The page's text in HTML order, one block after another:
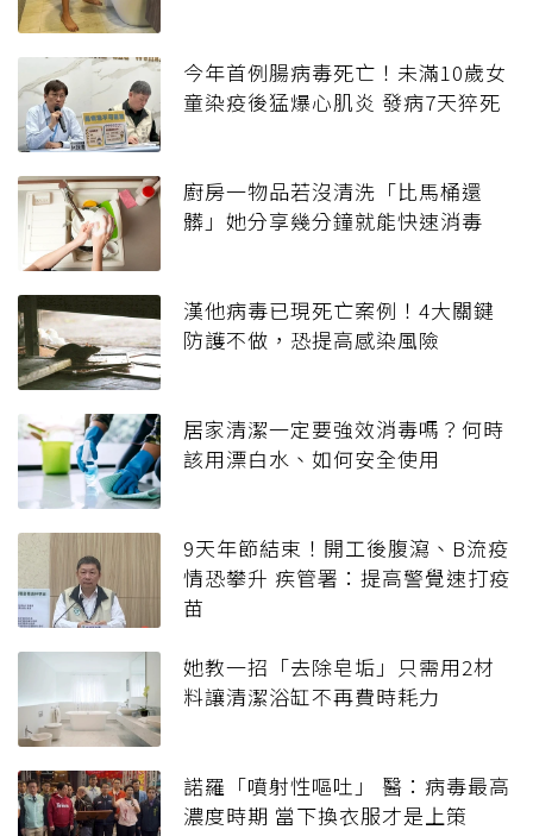
今年首例腸病毒死亡！未滿10歲女
童染疫後猛爆心肌炎 發病7天猝死
廚房一物品若沒清洗「比馬桶還
髒」她分享幾分鐘就能快速消毒
漢他病毒已現死亡案例！4大關鍵
防護不做，恐提高感染風險
居家清潔一定要強效消毒嗎？何時
該用漂白水、如何安全使用
9天年節結束！開工後腹瀉、B流疫
情恐攀升 疾管署：提高警覺速打疫
苗
她教一招「去除皂垢」只需用2材
料讓清潔浴缸不再費時耗力
諾羅「噴射性嘔吐」 醫：病毒最高
濃度時期 當下換衣服才是上策